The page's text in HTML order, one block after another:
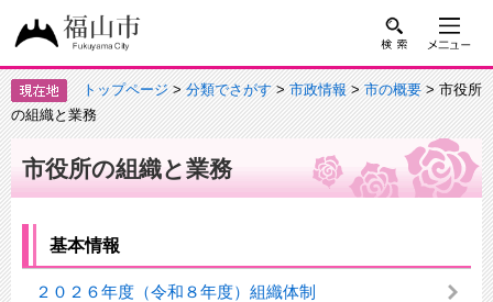
トップページ>分類でさがす>市政情報>市の概要> 市役所
の組織と業務
市役所の組織と業務
基本情報
２０２６年度（令和８年度）組織体制